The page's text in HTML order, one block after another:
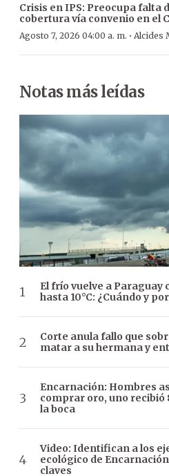
Crisis en IPS: Preocupa falta
cobertura vía convenio en el
Agosto 7, 2026 04:00 a. m. · Alcides
Notas más leídas
El frío vuelve a Paraguay
hasta 10°C: ¿Cuándo y
Corte anula fallo que
matar a su hermana y
Encarnación: Hombres
comprar oro, uno recibió
la boca
Video: Identifican a los
ecológico de
claves